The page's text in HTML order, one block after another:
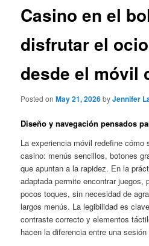
Casino en el
disfrutar el
desde el móvil
Posted onMay 21, 2026byJennifer
Diseño y navegación pensados
La experiencia móvil redefine
casino: menús sencillos, botones
que apuntan a la rapidez. En la
adaptada permite encontrar juegos,
pocos toques, sin necesidad de
largos menús. La legibilidad es
contraste correcto y elementos
hacen la diferencia entre una